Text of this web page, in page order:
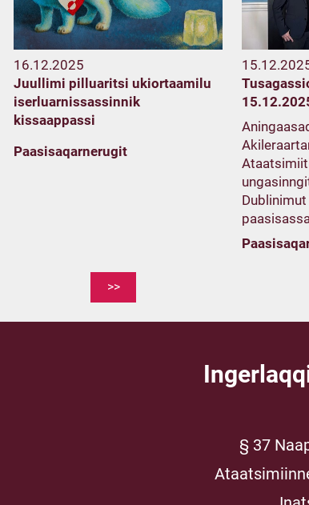
16.12.2025
Juullimi pilluaritsi ukiortaamilu
iserluarnissassinnik
kissaappassi
Paasisaqarnerugit
>>
§ 37